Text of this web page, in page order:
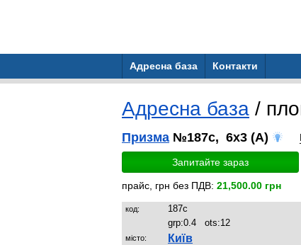
Адресна база Контакти
Адресна база /
Призма №187c, 6x3 (A)
Запитайте зараз
прайс, грн без ПДВ: 21,500.00 грн
код:
187c
grp:0.4 ots:12
місто: Київ